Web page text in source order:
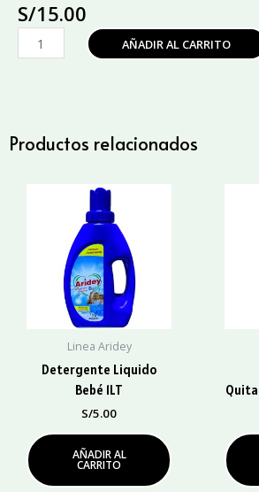
S/15.00
Detergente
Aridey
AÑADIR AL CARRITO
Productos relacionados
Linea Aridey
Detergente Liquido
Bebé 1LT
S/5.00
AÑADIR AL
CARRITO